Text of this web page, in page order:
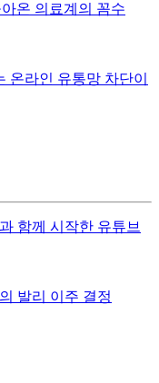
온 의료계의 꼼수
온라인 유통망 차단이
함께 시작한 유튜브
발리 이주 결정